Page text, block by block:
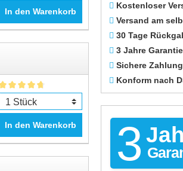
In den Warenkorb
In den Warenkorb
Kostenloser
Versand am
30 Tage
3 Jahre Garantie
Sichere Zahlung
Konform nach
3